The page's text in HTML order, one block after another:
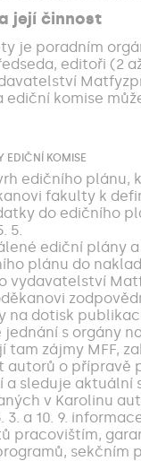
její činnost
je poradním
editoři (2
ediční komise
EDIČNÍ KOMISE
edičního plánu,
fakulty k
do edičního
5.
ediční plány
plánu do
vydavatelství
na dotisk
jednání s orgány
tam zájmy MFF,
autorů o přípravě
sleduje aktuální
v Karolinu
3. a 10. 9.
pracovištím,
sekčním